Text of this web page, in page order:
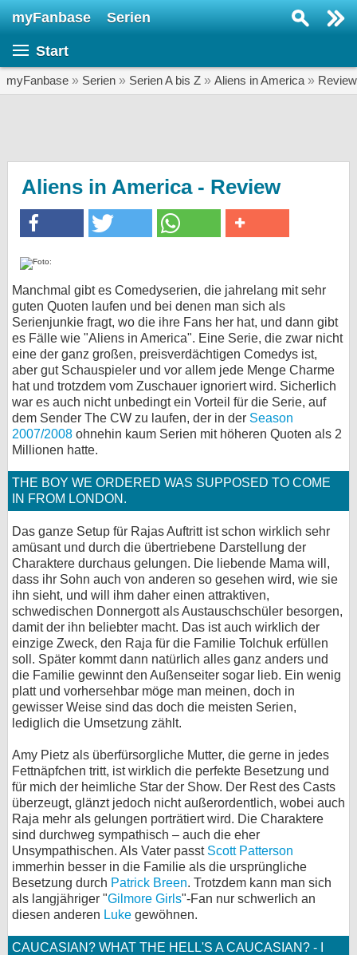
myFanbase Serien
Start
myFanbase » Serien » Serien A bis Z » Aliens in America »
Aliens in America - Review
Manchmal gibt es Comedyserien, die jahrelang mit sehr
guten Quoten laufen und bei denen man sich als
Serienjunkie fragt, wo die ihre Fans her hat, und dann gibt
es Fälle wie "Aliens in America". Eine Serie, die zwar nicht
eine der ganz großen, preisverdächtigen Comedys ist,
aber gut Schauspieler und vor allem jede Menge Charme
hat und trotzdem vom Zuschauer ignoriert wird. Sicherlich
war es auch nicht unbedingt ein Vorteil für die Serie, auf
dem Sender The CW zu laufen, der in der Season
2007/2008 ohnehin kaum Serien mit höheren Quoten als 2
Millionen hatte.
THE BOY WE ORDERED WAS SUPPOSED TO COME
IN FROM LONDON.
Das ganze Setup für Rajas Auftritt ist schon wirklich sehr
amüsant und durch die übertriebene Darstellung der
Charaktere durchaus gelungen. Die liebende Mama will,
dass ihr Sohn auch von anderen so gesehen wird, wie sie
ihn sieht, und will ihm daher einen attraktiven,
schwedischen Donnergott als Austauschschüler besorgen,
damit der ihn beliebter macht. Das ist auch wirklich der
einzige Zweck, den Raja für die Familie Tolchuk erfüllen
soll. Später kommt dann natürlich alles ganz anders und
die Familie gewinnt den Außenseiter sogar lieb. Ein wenig
platt und vorhersehbar möge man meinen, doch in
gewisser Weise sind das doch die meisten Serien,
lediglich die Umsetzung zählt.
Amy Pietz als überfürsorgliche Mutter, die gerne in jedes
Fettnäpfchen tritt, ist wirklich die perfekte Besetzung und
für mich der heimliche Star der Show. Der Rest des Casts
überzeugt, glänzt jedoch nicht außerordentlich, wobei auch
Raja mehr als gelungen porträtiert wird. Die Charaktere
sind durchweg sympathisch – auch die eher
Unsympathischen. Als Vater passt Scott Patterson
immerhin besser in die Familie als die ursprüngliche
Besetzung durch Patrick Breen. Trotzdem kann man sich
als langjähriger "Gilmore Girls"-Fan nur schwerlich an
diesen anderen Luke gewöhnen.
CAUCASIAN? WHAT THE HELL'S A CAUCASIAN? - I
SERIEN
Veranstaltungen
KULTUR
SERVICE
Gewinnspiele
Forum
bei X
bei Facebook
Datenschutz
Cookie-Einstellungen
Impressum
Desktop-Ansicht
myFanbase